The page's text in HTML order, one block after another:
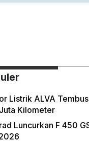
Listrik ALVA
Kilometer
Luncurkan F 450